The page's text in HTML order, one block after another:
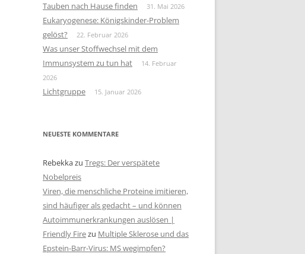
Tauben nach Hause finden
31. Mai 2026
Eukaryogenese: Königskinder-Problem
gelöst?
22. Februar 2026
Was unser Stoffwechsel mit dem
Immunsystem zu tun hat
14. Februar
2026
Lichtgruppe 15. Januar 2026
NEUESTE KOMMENTARE
Rebekkazu Tregs: Der verspätete
Nobelpreis
Viren, die menschliche Proteine imitieren,
sind häufiger als gedacht – und können
Autoimmunerkrankungen auslösen |
Friendly Firezu Multiple Sklerose und das
Epstein-Barr-Virus: MS wegimpfen?